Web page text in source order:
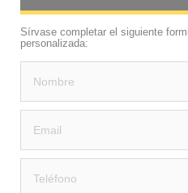
Sírvase completar el siguiente
personalizada: